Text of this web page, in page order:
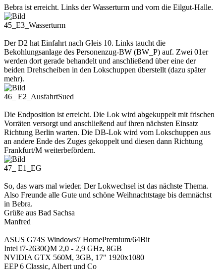
Bebra ist erreicht. Links der Wasserturm und vorn die Eilgut-Halle.
45_E3_Wasserturm
Der D2 hat Einfahrt nach Gleis 10. Links taucht die
Bekohlungsanlage des Personenzug-BW (BW_P) auf. Zwei 01er
werden dort gerade behandelt und anschließend über eine der
beiden Drehscheiben in den Lokschuppen überstellt (dazu später
mehr).
46_ E2_AusfahrtSued
Die Endposition ist erreicht. Die Lok wird abgekuppelt mit frischen
Vorräten versorgt und anschließend auf ihren nächsten Einsatz
Richtung Berlin warten. Die DB-Lok wird vom Lokschuppen aus
an andere Ende des Zuges gekoppelt und diesen dann Richtung
Frankfurt/M weiterbefördern.
47_ E1_EG
So, das wars mal wieder. Der Lokwechsel ist das nächste Thema.
Also Freunde alle Gute und schöne Weihnachtstage bis demnächst
in Bebra.
Grüße aus Bad Sachsa
Manfred
ASUS G74S Windows7 HomePremium/64Bit
Intel i7-2630QM 2,0 - 2,9 GHz, 8GB
NVIDIA GTX 560M, 3GB, 17" 1920x1080
EEP 6 Classic, Albert und Co